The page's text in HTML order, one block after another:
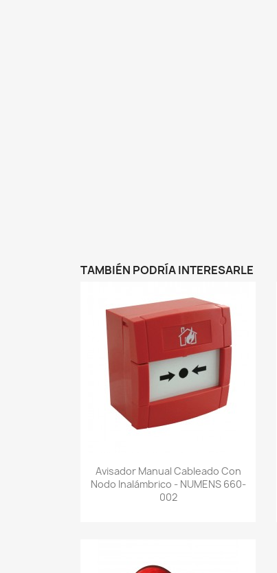
TAMBIÉN PODRÍA INTERESARLE
Vista rápida
Avisador Manual Cableado Con
Nodo Inalámbrico - NUMENS 660-
002